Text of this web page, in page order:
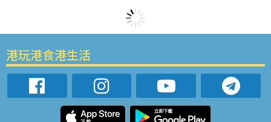
港玩港食港生活